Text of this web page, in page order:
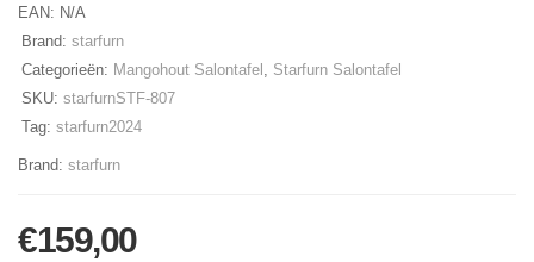
EAN: N/A
Brand: starfurn
Categorieën: Mangohout Salontafel , Starfurn Salontafel
SKU: starfurnSTF-807
Tag: starfurn2024
Brand: starfurn
€159,00